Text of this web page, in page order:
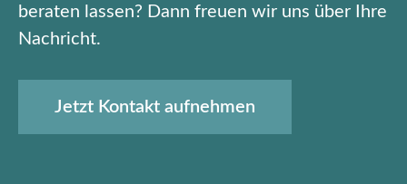
beraten lassen? Dann freuen wir uns über Ihre
Nachricht.
Jetzt Kontakt aufnehmen